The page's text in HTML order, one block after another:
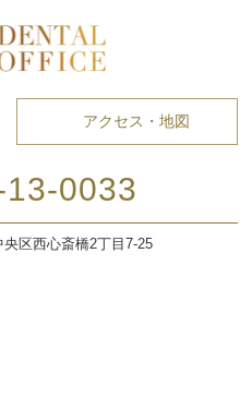
アクセス・地図
0033
区西心斎橋2丁目7-25